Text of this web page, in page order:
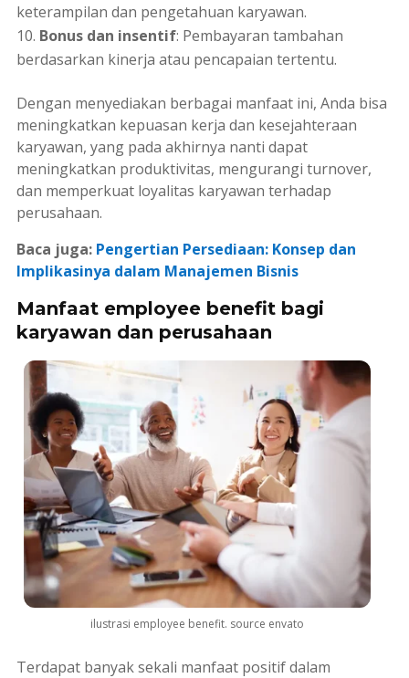
keterampilan dan pengetahuan karyawan.
Bonus dan insentif: Pembayaran tambahan
berdasarkan kinerja atau pencapaian tertentu.
Dengan menyediakan berbagai manfaat ini, Anda bisa
meningkatkan kepuasan kerja dan kesejahteraan
karyawan, yang pada akhirnya nanti dapat
meningkatkan produktivitas, mengurangi turnover,
dan memperkuat loyalitas karyawan terhadap
perusahaan.
Baca juga: Pengertian Persediaan: Konsep dan
Implikasinya dalam Manajemen Bisnis
Manfaat employee benefit bagi
karyawan dan perusahaan
ilustrasi employee benefit. source envato
Terdapat banyak sekali manfaat positif dalam